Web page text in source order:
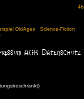
OldAges
Science-Fiction